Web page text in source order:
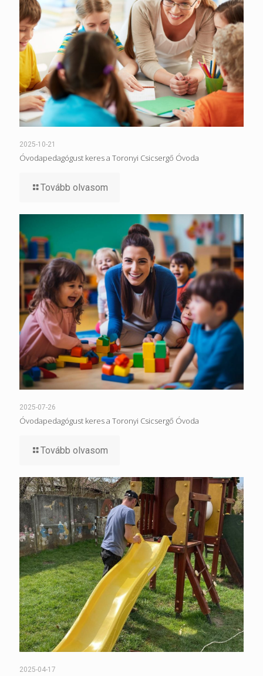
2025-10-21
Óvodapedagógust keres a Toronyi Csicsergő Óvoda
Tovább olvasom
2025-07-26
Óvodapedagógust keres a Toronyi Csicsergő Óvoda
Tovább olvasom
2025-04-17